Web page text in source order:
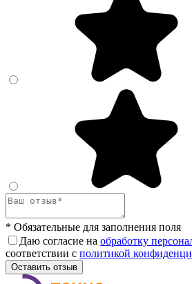
* Обязательные для заполнения поля
Даю согласие на обработку
соответствии с политикой
Оставить отзыв